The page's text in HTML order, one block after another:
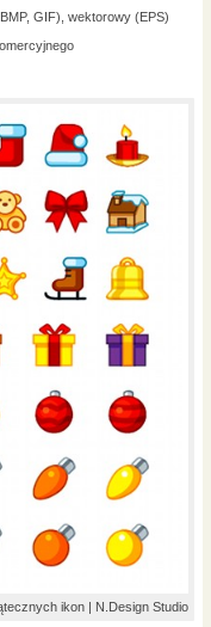
GIF), wektorowy (EPS)
ikon | N.Design Studio